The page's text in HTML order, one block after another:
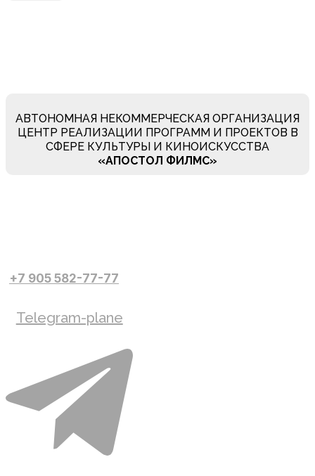
АВТОНОМНАЯ НЕКОММЕРЧЕСКАЯ ОРГАНИЗАЦИЯ
ЦЕНТР РЕАЛИЗАЦИИ ПРОГРАММ И ПРОЕКТОВ В
СФЕРЕ КУЛЬТУРЫ И КИНОИСКУССТВА
«АПОСТОЛ ФИЛМC»
+7 905 582-77-77
Telegram-plane